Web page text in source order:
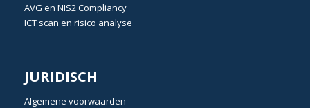
AVG en NIS2 Compliancy
ICT scan en risico analyse
JURIDISCH
Algemene voorwaarden